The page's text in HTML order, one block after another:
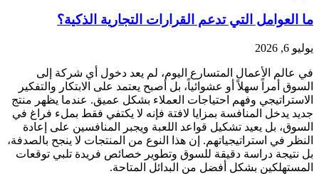
ما العوامل التي تدعم القرارات التجارية الذكية؟
يوليو 6, 2026
في عالم الأعمال المتسارع اليوم، لم يعد دخول أي شركة إلى
السوق أمراً سهلاً أو عشوائياً، بل أصبح يعتمد على الابتكار والتفكير
الاستراتيجي وفهم احتياجات العملاء بشكل عميق. عندما يظهر منتج
جديد يدخل المنافسة بمزايا لافتة فإنه لا يكتفي فقط بملء فراغ في
السوق، بل يعيد تشكيل قواعد اللعبة ويجبر المنافسين على إعادة
النظر في استراتيجياتهم. إن هذا النوع من المنتجات لا ينجح بالصدفة،
بل نتيجة دراسة دقيقة للسوق وتطوير خصائص فريدة تلبي توقعات
المستهلكين بشكل أفضل من البدائل المتاحة.